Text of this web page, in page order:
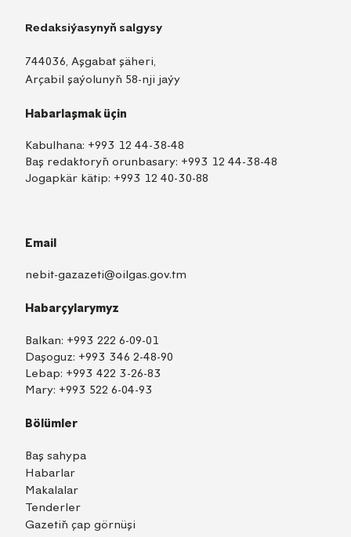
Redaksiýasynyň salgysy
744036, Aşgabat şäheri,
Arçabil şaýolunyň 58-nji jaýy
Habarlaşmak üçin
Kabulhana: +993 12 44-38-48
Baş redaktoryň orunbasary: +993 12 44-38-48
Jogapkär kätip: +993 12 40-30-88
Email
nebit-gazazeti@oilgas.gov.tm
Habarçylarymyz
Balkan: +993 222 6-09-01
Daşoguz: +993 346 2-48-90
Lebap: +993 422 3-26-83
Mary: +993 522 6-04-93
Bölümler
Baş sahypa
Habarlar
Makalalar
Tenderler
Gazetiň çap görnüşi